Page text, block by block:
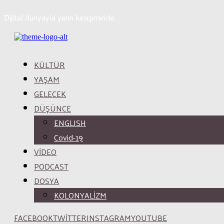
KÜLTÜR
YAŞAM
GELECEK
DÜŞÜNCE
ENGLISH
Covid-19
VİDEO
PODCAST
DOSYA
KOLONYALİZM
FACEBOOKTWITTERINSTAGRAMYOUTUBE